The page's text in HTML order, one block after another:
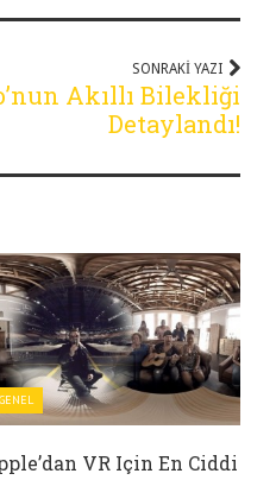
SONRAKI YAZI
Akıllı Bilekliği
Detaylandı!
GENEL
VR Için En Ciddi